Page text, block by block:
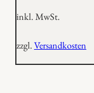
inkl. MwSt.
zzgl.Versandkosten